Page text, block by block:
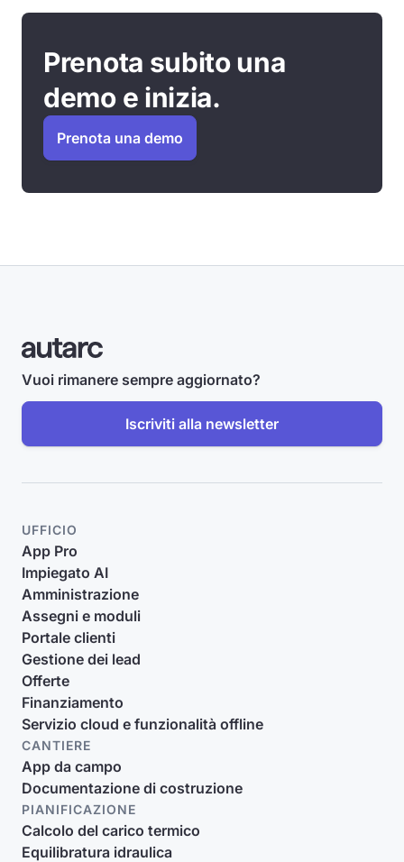
Prenota subito una
demo e inizia.
Prenota una demo
Vuoi rimanere sempre aggiornato?
Iscriviti alla newsletter
UFFICIO
App Pro
Impiegato AI
Amministrazione
Assegni e moduli
Portale clienti
Gestione dei lead
Offerte
Finanziamento
Servizio cloud e funzionalità offline
CANTIERE
App da campo
Documentazione di costruzione
PIANIFICAZIONE
Calcolo del carico termico
Equilibratura idraulica